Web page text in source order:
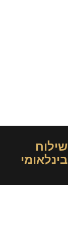
שילוח
בינלאומי